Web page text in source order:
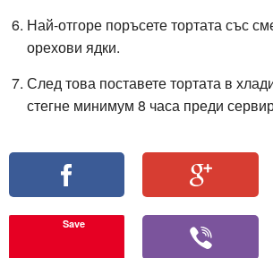
Най-отгоре поръсете тортата със
орехови ядки.
След това поставете тортата в
стегне минимум 8 часа преди
Save